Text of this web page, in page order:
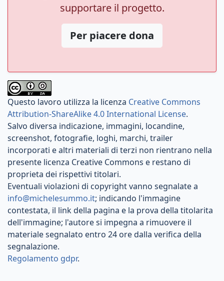
supportare il progetto.
Per piacere dona
Questo lavoro utilizza la licenza Creative Commons
Attribution-ShareAlike 4.0 International License.
Salvo diversa indicazione, immagini, locandine,
screenshot, fotografie, loghi, marchi, trailer
incorporati e altri materiali di terzi non rientrano nella
presente licenza Creative Commons e restano di
proprieta dei rispettivi titolari.
Eventuali violazioni di copyright vanno segnalate a
info@michelesummo.it; indicando l'immagine
contestata, il link della pagina e la prova della titolarita
dell'immagine; l'autore si impegna a rimuovere il
materiale segnalato entro 24 ore dalla verifica della
segnalazione.
Regolamento gdpr.